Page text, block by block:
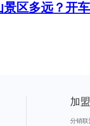
景区多远？开车
加
分销联